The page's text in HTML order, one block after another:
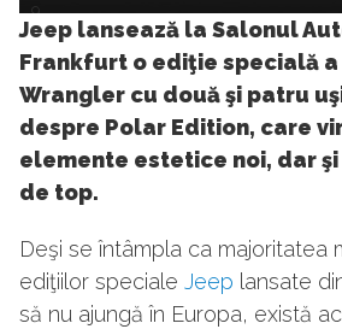
9
Jeep lansează la Salonul
Frankfurt o ediţie specială
Wrangler cu două şi patru
despre Polar Edition, care
elemente estetice noi, dar
de top.
Deşi se întâmpla ca majoritatea
ediţiilor speciale Jeep lansate
să nu ajungă în Europa, există